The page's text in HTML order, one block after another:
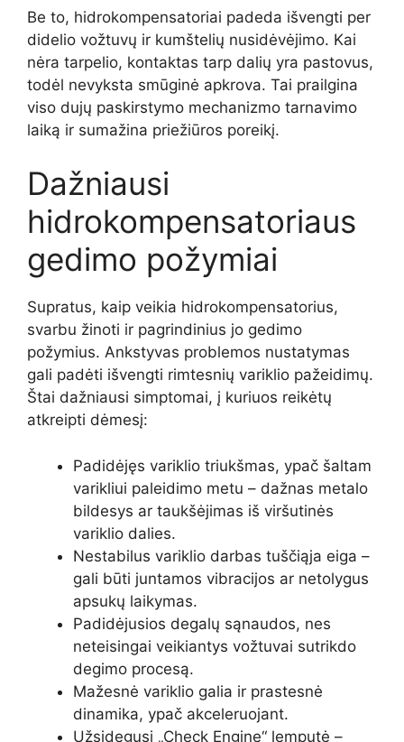
Be to, hidrokompensatoriai padeda išvengti per
didelio vožtuvų ir kumštelių nusidėvėjimo. Kai
nėra tarpelio, kontaktas tarp dalių yra pastovus,
todėl nevyksta smūginė apkrova. Tai prailgina
viso dujų paskirstymo mechanizmo tarnavimo
laiką ir sumažina priežiūros poreikį.
Dažniausi
hidrokompensatoriaus
gedimo požymiai
Supratus, kaip veikia hidrokompensatorius,
svarbu žinoti ir pagrindinius jo gedimo
požymius. Ankstyvas problemos nustatymas
gali padėti išvengti rimtesnių variklio pažeidimų.
Štai dažniausi simptomai, į kuriuos reikėtų
atkreipti dėmesį:
Padidėjęs variklio triukšmas, ypač šaltam
varikliui paleidimo metu – dažnas metalo
bildesys ar taukšėjimas iš viršutinės
variklio dalies.
Nestabilus variklio darbas tuščiąja eiga –
gali būti juntamos vibracijos ar netolygus
apsukų laikymas.
Padidėjusios degalų sąnaudos, nes
neteisingai veikiantys vožtuvai sutrikdo
degimo procesą.
Mažesnė variklio galia ir prastesnė
dinamika, ypač akceleruojant.
Užsidegusi „Check Engine“ lemputė –